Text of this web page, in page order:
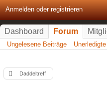
Anmelden oder registrieren
Dashboard Forum
Ungelesene Beiträge
Daddeltreff